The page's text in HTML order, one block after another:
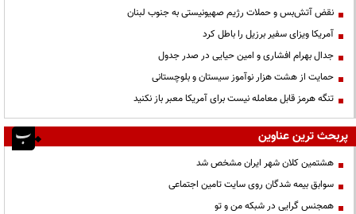
نقض آتش‌بس و حملات رژیم صهیونیستی به جنوب لبنان
آمریکا ویزای سفیر برزیل را باطل کرد
جدال بهرام افشاری و امین حیایی در صدر جدول
حمایت از هشت هزار نوآموز سیستان و بلوچستانی
تنگه هرمز قابل معامله نیست برای آمریکا معبر باز نکنید
پربحث ترین عناوین
هشتمین کلان شهر ایران مشخص شد
سوابق بیمه شدگان روی سایت تامین اجتماعی
همجنس گرایی در شبکه من و تو